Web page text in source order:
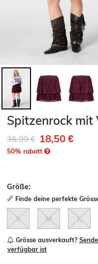
Spitzenrock mit
Reduziert von
36,99 €auf18,50 €
50% rabatt
Größe:
Finde deine perfekte
S M L
Grösse ausverkauft?
verfügbar ist